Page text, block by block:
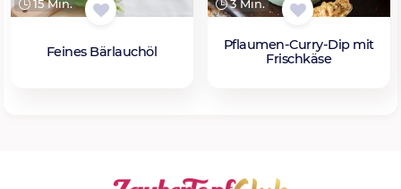
15 Min.
Feines Bärlauchöl
3 Min.
Pflaumen-Curry-Dip mit
Frischkäse